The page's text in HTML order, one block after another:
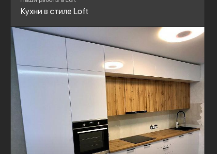
Кухни в стиле Loft